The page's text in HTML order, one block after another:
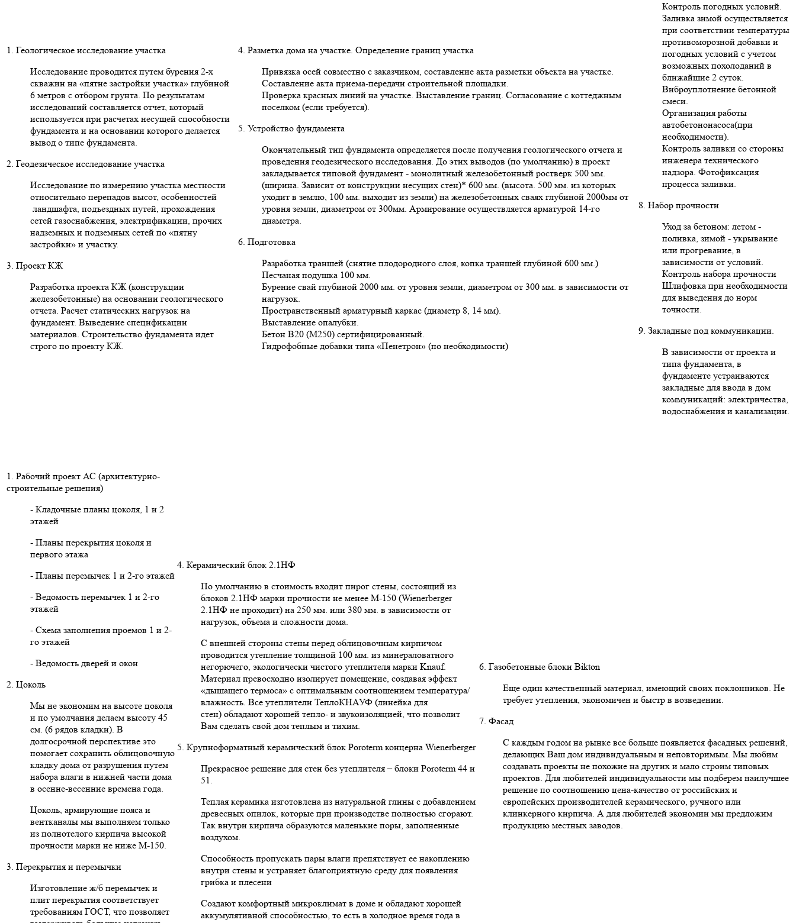
1. Геологическое исследование участка
Исследование проводится путем бурения 2-х
скважин на «пятне застройки участка» глубиной
6 метров с отбором грунта. По результатам
исследований составляется отчет, который
используется при расчетах несущей способности
фундамента и на основании которого делается
вывод о типе фундамента.
2. Геодезическое исследование участка
Исследование по измерению участка местности
относительно перепадов высот, особенностей
ландшафта, подъездных путей, прохождения
сетей газоснабжения, электрификации, прочих
надземных и подземных сетей по «пятну
застройки» и участку.
3. Проект КЖ
Разработка проекта КЖ (конструкции
железобетонные) на основании геологического
отчета. Расчет статических нагрузок на
фундамент. Выведение спецификации
материалов. Строительство фундамента идет
строго по проекту КЖ.
4. Разметка дома на участке. Определение границ участка
Привязка осей совместно с заказчиком, составление акта разметки объекта на участке.
Составление акта приема-передачи строительной площадки.
Проверка красных линий на участке. Выставление границ. Согласование с коттеджным
поселком (если требуется).
5. Устройство фундамента
Окончательный тип фундамента определяется после получения геологического отчета и
проведения геодезического исследования. До этих выводов (по умолчанию) в проект
закладывается типовой фундамент - монолитный железобетонный ростверк 500 мм.
(ширина. Зависит от конструкции несущих стен)* 600 мм. (высота. 500 мм. из которых
уходит в землю, 100 мм. выходит из земли) на железобетонных сваях глубиной 2000мм от
уровня земли, диаметром от 300мм. Армирование осуществляется арматурой 14-го
диаметра.
6. Подготовка
Разработка траншей (снятие плодородного слоя, копка траншей глубиной 600 мм.)
Песчаная подушка 100 мм.
Бурение свай глубиной 2000 мм. от уровня земли, диаметром от 300 мм. в зависимости от
нагрузок.
Пространственный арматурный каркас (диаметр 8, 14 мм).
Выставление опалубки.
Бетон В20 (М250) сертифицированный.
Гидрофобные добавки типа «Пенетрон» (по необходимости)
Контроль погодных условий.
Заливка зимой осуществляется
при соответствии температуры
противоморозной добавки и
погодных условий с учетом
возможных похолоданий в
ближайшие 2 суток.
Виброуплотнение бетонной
смеси.
Организация работы
автобетононасоса(при
необходимости).
Контроль заливки со стороны
инженера технического
надзора. Фотофиксация
процесса заливки.
8. Набор прочности
Уход за бетоном: летом -
поливка, зимой - укрывание
или прогревание, в
зависимости от условий.
Контроль набора прочности
Шлифовка при необходимости
для выведения до норм
точности.
9. Закладные под коммуникации.
В зависимости от проекта и
типа фундамента, в
фундаменте устраиваются
закладные для ввода в дом
коммуникаций: электричества,
водоснабжения и канализации.
1. Рабочий проект АС (архитектурно-
строительные решения)
- Кладочные планы цоколя, 1 и 2
этажей
- Планы перекрытия цоколя и
первого этажа
- Планы перемычек 1 и 2-го этажей
- Ведомость перемычек 1 и 2-го
этажей
- Схема заполнения проемов 1 и 2-
го этажей
- Ведомость дверей и окон
2. Цоколь
Мы не экономим на высоте цоколя
и по умолчания делаем высоту 45
см. (6 рядов кладки). В
долгосрочной перспективе это
помогает сохранить облицовочную
кладку дома от разрушения путем
набора влаги в нижней части дома
в осенне-весенние времена года.
Цоколь, армирующие пояса и
вентканалы мы выполняем только
из полнотелого кирпича высокой
прочности марки не ниже М-150.
3. Перекрытия и перемычки
Изготовление ж/б перемычек и
плит перекрытия соответствует
требованиям ГОСТ, что позволяет
4. Керамический блок 2.1НФ
По умолчанию в стоимость входит пирог стены, состоящий из
блоков 2.1НФ марки прочности не менее М-150 (Wienerberger
2.1НФ не проходит) на 250 мм. или 380 мм. в зависимости от
нагрузок, объема и сложности дома.
С внешней стороны стены перед облицовочным кирпичом
проводится утепление толщиной 100 мм. из минераловатного
негорючего, экологически чистого утеплителя марки Knauf.
Материал превосходно изолирует помещение, создавая эффект
«дышащего термоса» с оптимальным соотношением температура/
влажность. Все утеплители ТеплоКНАУФ (линейка для
стен) обладают хорошей тепло- и звукоизоляцией, что позволит
Вам сделать свой дом теплым и тихим.
5. Крупноформатный керамический блок Poroterm концерна Wienerberger
Прекрасное решение для стен без утеплителя – блоки Poroterm 44 и
51.
Теплая керамика изготовлена из натуральной глины с добавлением
древесных опилок, которые при производстве полностью сгорают.
Так внутри кирпича образуются маленькие поры, заполненные
воздухом.
Способность пропускать пары влаги препятствует ее накоплению
внутри стены и устраняет благоприятную среду для появления
грибка и плесени
Создают комфортный микроклимат в доме и обладают хорошей
аккумулятивной способностью, то есть в холодное время года в
6. Газобетонные блоки Bikton
Еще один качественный материал, имеющий своих поклонников. Не
требует утепления, экономичен и быстр в возведении.
7. Фасад
С каждым годом на рынке все больше появляется фасадных решений,
делающих Ваш дом индивидуальным и неповторимым. Мы любим
создавать проекты не похожие на других и мало строим типовых
проектов. Для любителей индивидуальности мы подберем наилучшее
решение по соотношению цена-качество от российских и
европейских производителей керамического, ручного или
клинкерного кирпича. А для любителей экономии мы предложим
продукцию местных заводов.